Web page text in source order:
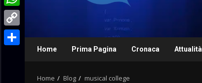
Home Prima Pagina Cronaca Attualità
Home Blog musical college
WhatsApp
Copy